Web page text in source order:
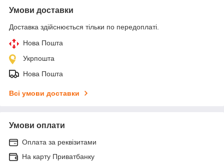
Умови доставки
Доставка здійснюється тільки по передоплаті.
Нова Пошта
Укрпошта
Нова Пошта
Всі умови доставки
Умови оплати
Оплата за реквізитами
На карту Приватбанку